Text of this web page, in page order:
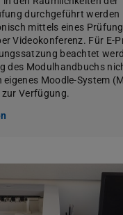
durchgeführt werden
mittels eines
Videokonferenz. Für E-
beachtet
des Modulhandbuchs
eigenes Moodle-System
Verfügung.